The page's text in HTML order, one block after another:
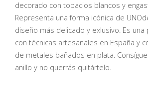
decorado con topacios blancos y
Representa una forma icónica de
diseño más delicado y exlusivo. Es una
con técnicas artesanales en España y
de metales bañados en plata.
anillo y no querrás quitártelo.